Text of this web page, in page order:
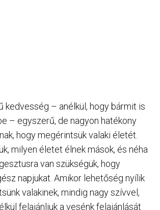
kedvesség – anélkül, hogy bármit is
– egyszerű, de nagyon hatékony
hogy megérintsük valaki életét.
milyen életet élnek mások, és néha
van szükségük, hogy
napjukat. Amikor lehetőség nyílik
valakinek, mindig nagy szívvel,
felajánljuk a vesénk felajánlását